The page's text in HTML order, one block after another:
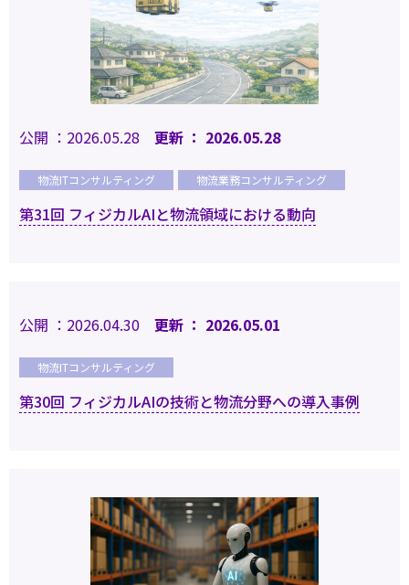
公開 ：2026.05.28 更新 ： 2026.05.28
物流ITコンサルティング 物流業務コンサルティング
第31回 フィジカルAIと物流領域における動向
公開 ：2026.04.30 更新 ： 2026.05.01
物流ITコンサルティング
第30回 フィジカルAIの技術と物流分野への導入事例